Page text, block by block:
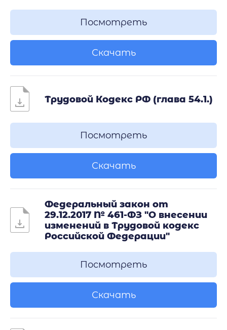
Посмотреть
Скачать
Трудовой Кодекс РФ (глава 54.1.)
Посмотреть
Скачать
Федеральный закон от
29.12.2017 № 461-ФЗ "О внесении
изменений в Трудовой кодекс
Российской Федерации"
Посмотреть
Скачать